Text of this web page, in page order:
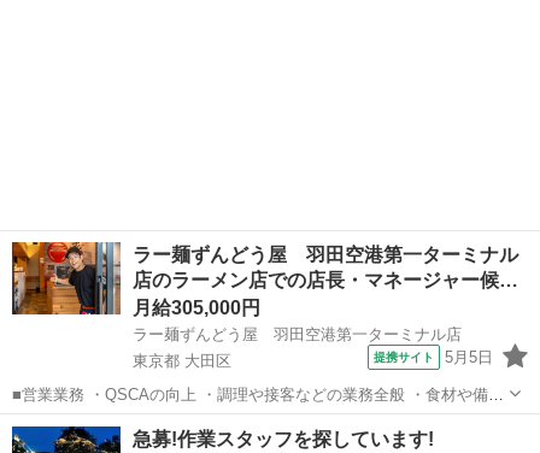
ラー麺ずんどう屋 羽田空港第一ターミナル
店のラーメン店での店長・マネージャー候…
月給305,000円
ラー麺ずんどう屋 羽田空港第一ターミナル店
東京都 大田区
提携サイト 5月5日
■営業業務 ・QSCAの向上 ・調理や接客などの業務全般 ・食材や備品
の発注 ・衛生管理 ■店舗運営業務 ・アルバイトスタッフ採用業務 ・
スタッフの育成、指導 ・スタッフのシフト管理 ・売上獲得のための施
東京 大田区 飲食
急募!作業スタッフを探しています!